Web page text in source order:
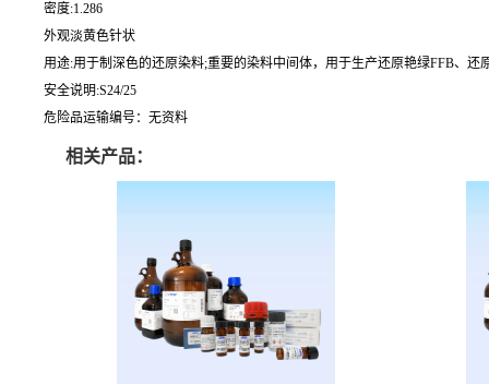
密度:1.286
外观淡黄色针状
用途:用于制深色的还原染料;重要的染料中间体，用于生产还原艳绿FFB、
安全说明:S24/25
危险品运输编号：无资料
相关产品：